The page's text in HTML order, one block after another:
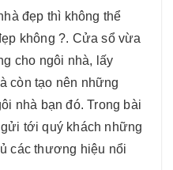
đẹp thì không thể
không ?. Cửa sổ vừa
cho ngôi nhà, lấy
còn tạo nên những
nhà bạn đó. Trong bài
tới quý khách những
các thương hiệu nổi